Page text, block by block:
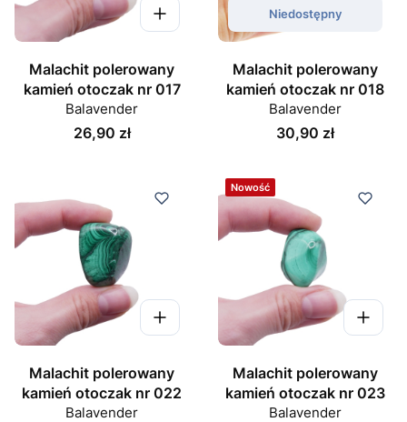
Malachit polerowany
kamień otoczak nr 017
Balavender
Cena
26,90 zł
Niedostępny
Malachit polerowany
kamień otoczak nr 018
Balavender
Cena
30,90 zł
Malachit polerowany
kamień otoczak nr 022
Balavender
Nowość
Malachit polerowany
kamień otoczak nr 023
Balavender